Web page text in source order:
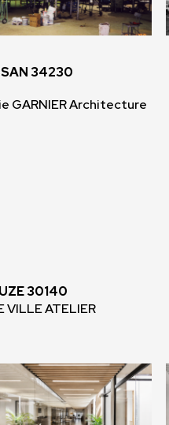
34230
GARNIER Architecture
30140
ATELIER